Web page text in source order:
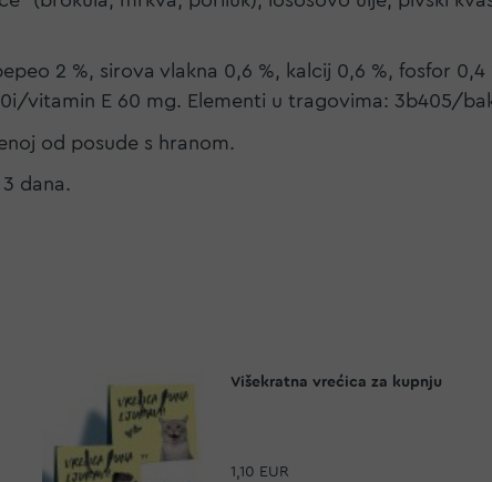
2 %, sirova vlakna 0,6 %, kalcij 0,6 %, fosfor
vitamin E 60 mg. Elementi u tragovima: 3b405/
od posude s hranom.
dana.
Višekratna vrećica za kupnju
1,10 EUR